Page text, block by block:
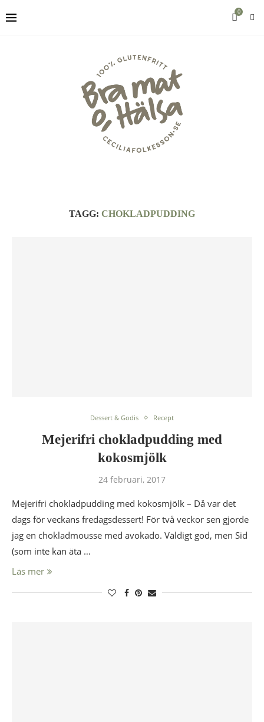
0
TAGG: CHOKLADPUDDING
Dessert & Godis Recept
Mejerifri chokladpudding med
kokosmjölk
24 februari, 2017
Mejerifri chokladpudding med kokosmjölk – Då var det
dags för veckans fredagsdessert! För två veckor sen gjorde
jag en chokladmousse med avokado. Väldigt god, men Sid
(som inte kan äta …
Läs mer